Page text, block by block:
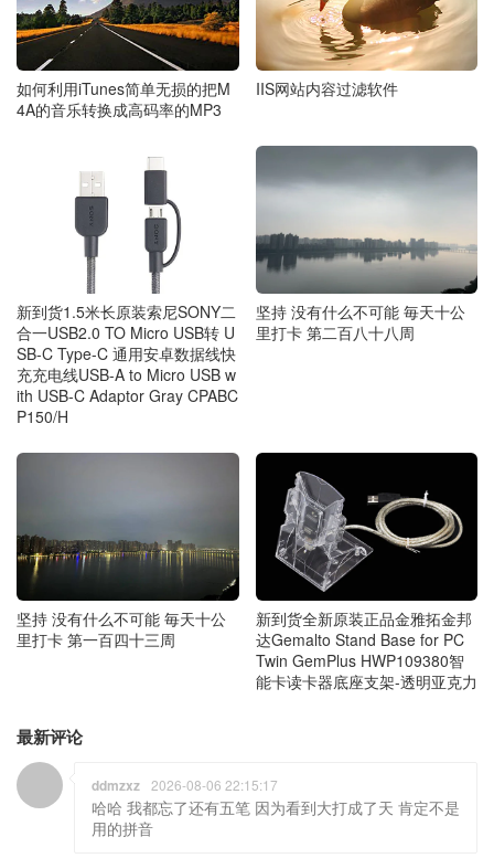
如何利用iTunes简单无损的把M
4A的音乐转换成高码率的MP3
IIS网站内容过滤软件
新到货1.5米长原装索尼SONY二
合一USB2.0 TO Micro USB转 U
SB-C Type-C 通用安卓数据线快
充充电线USB-A to Micro USB w
ith USB-C Adaptor Gray CPABC
P150/H
坚持 没有什么不可能 毎天十公
里打卡 第二百八十八周
坚持 没有什么不可能 毎天十公
里打卡 第一百四十三周
新到货全新原装正品金雅拓金邦
达Gemalto Stand Base for PC
Twin GemPlus HWP109380智
能卡读卡器底座支架-透明亚克力
最新评论
ddmzxz 2026-08-06 22:15:17
哈哈 我都忘了还有五笔 因为看到大打成了天 肯定不是
用的拼音